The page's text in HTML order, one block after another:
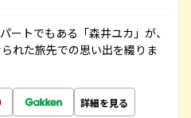
ートでもある「森井ユカ」が、
れた旅先での思い出を綴りま
詳細を見る